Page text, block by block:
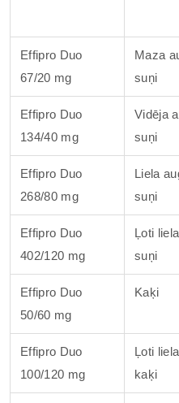
Effipro Duo
67/20 mg
Maza
suņi
Effipro Duo
134/40 mg
Vidēja
suņi
Effipro Duo
268/80 mg
Liela
suņi
Effipro Duo
402/120 mg
Ļoti
suņi
Effipro Duo
50/60 mg
Kaķi
Effipro Duo
100/120 mg
Ļoti
kaķi